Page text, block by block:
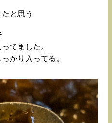
と思う
てました。
かり入ってる。